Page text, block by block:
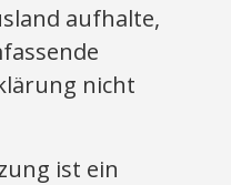
aufhalte,
nicht
ist ein